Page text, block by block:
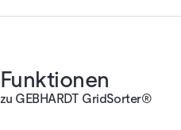
Funktionen
zu GEBHARDT GridSorter®